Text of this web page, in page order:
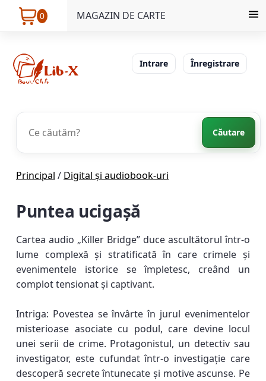
0 MAGAZIN DE CARTE
Intrare Înregistrare
Căutare
Principal / Digital și audiobook-uri
Puntea ucigașă
Cartea audio „Killer Bridge” duce ascultătorul într-o
lume complexă și stratificată în care crimele și
evenimentele istorice se împletesc, creând un
complot tensionat și captivant.
Intriga: Povestea se învârte în jurul evenimentelor
misterioase asociate cu podul, care devine locul
unei serii de crime. Protagonistul, un detectiv sau
investigator, este cufundat într-o investigație care
descoperă secrete întunecate și motive ascunse. Pe